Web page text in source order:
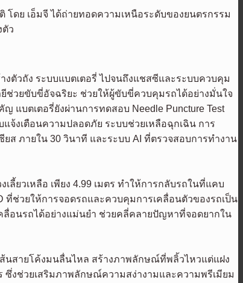
โดย เอ็มจี ได้ถ่ายทอดความเหนือระดับของยนตรกรรม
ตัว
ตัวถัง ระบบแบตเตอรี่ ไปจนถึงแชสซีและระบบควบคุม
ช่วยขับขี่อัจฉริยะ ช่วยให้ผู้ขับขี่ควบคุมรถได้อย่างมั่นใจ
แบตเตอรี่ยังผ่านการทดสอบ Needle Puncture Test
จ้งเตือนความปลอดภัย ระบบช่วยเหลือฉุกเฉิน การ
ส ภายใน 30 วินาที และระบบ AI ที่ตรวจสอบการทำงาน
ลี้ยวเหลือ เพียง 4.99 เมตร ทำให้การกลับรถในที่แคบ
ที่ช่วยให้การจอดรถและควบคุมการเคลื่อนตัวของรถเป็น
ลื่อนรถได้อย่างแม่นยำ ช่วยคลี่คลายปัญหาที่จอดยากใน
ส้นสายโค้งมนลื่นไหล สร้างภาพลักษณ์ที่พลิ้วไหวแต่แฝง
งช่วยเสริมภาพลักษณ์ความสง่างามและความพรีเมียม